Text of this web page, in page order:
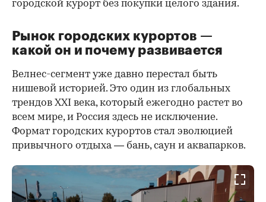
городской курорт без покупки целого здания.
Рынок городских курортов —
какой он и почему развивается
Велнес-сегмент уже давно перестал быть
нишевой историей. Это один из глобальных
трендов XXI века, который ежегодно растет во
всем мире, и Россия здесь не исключение.
Формат городских курортов стал эволюцией
привычного отдыха — бань, саун и аквапарков.